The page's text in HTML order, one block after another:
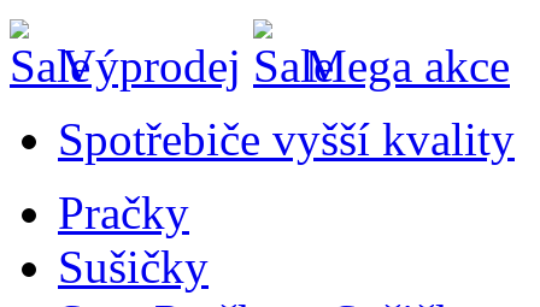
Výprodej
Mega akce
Spotřebiče vyšší kvality
Pračky
Sušičky